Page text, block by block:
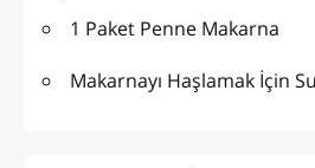
1 Paket Penne Makarna
Makarnayı Haşlamak İçin Su